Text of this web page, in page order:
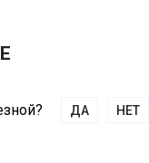
ДА НЕТ